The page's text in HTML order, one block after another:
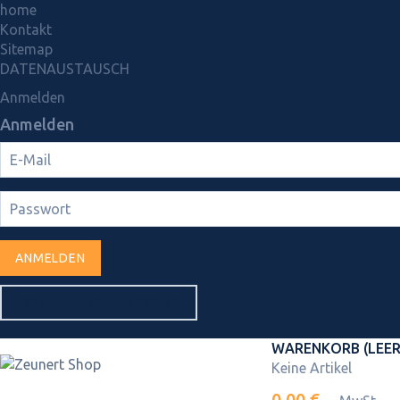
home
Kontakt
Sitemap
DATENAUSTAUSCH
Anmelden
Anmelden
ANMELDEN
WARENKORB
Keine Artikel